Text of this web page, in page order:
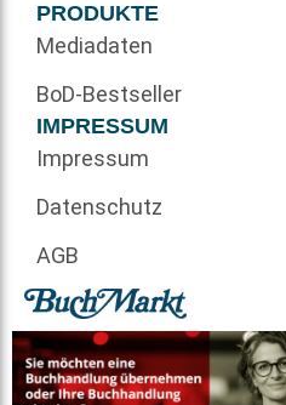
PRODUKTE
Mediadaten
BoD-Bestseller
IMPRESSUM
Impressum
Datenschutz
AGB